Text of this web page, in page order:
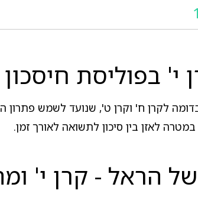
בפוליסת חיסכון
לקרן ח' וקרן ט', שנועד לשמש פתרון
לאזן בין סיכון לתשואה לאורך זמן.
הראל - קרן י'